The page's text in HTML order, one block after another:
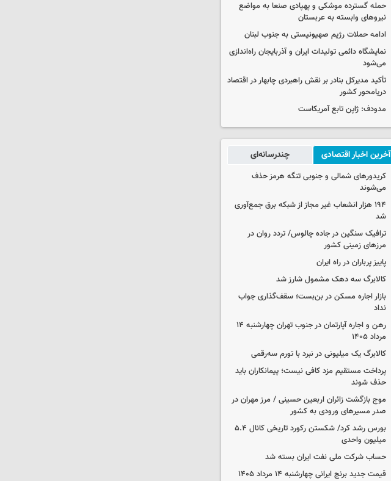
حمله گسترده موشکی و پهپادی صنعا به مواضع
نیروهای وابسته به عربستان
ادامه حملات رژیم صهیونیستی به جنوب لبنان
نمایشگاه دائمی تولیدات ایران و آذربایجان راه‌اندازی
می‌شود
تأکید مدیرکل بنادر بر نقش راهبردی چابهار در اقتصاد
دریامحور کشور
مدودف: ژاپن تابع آمریکاست
آخرین اخبار اقتصادی چندرسانه‌ای
کریدورهای شمالی و جنوبی تنگه هرمز حذف
می‌شوند
۱۹۴ هزار انشعاب غیر مجاز از شبکه برق جمع‌آوری
شد
ترافیک سنگین در جاده چالوس/ تردد روان در
مرزهای زمینی کشور
پاییز پرباران در راه ایران
کالابرگ سه دهک مشمول شارز شد
بازار اجاره مسکن در بن‌بست؛ سقف‌گذاری جواب
نداد
رهن و اجاره آپارتمان در جنوب تهران چهارشنبه ۱۴
مرداد ۱۴۰۵
کالابرگ یک میلیونی در نبرد با تورم سه‌رقمی
پرداخت مستقیم مزد کافی نیست؛ پیمانکاران باید
حذف شوند
موج بازگشت زائران اربعین حسینی / مرز مهران در
صدر مسیرهای ورودی به کشور
بورس رشد کرد/ شکستن رکورد تاریخی کانال ۵.۴
میلیون واحدی
حساب‌ شرکت ملی نفت ایران بسته شد
قیمت جدید برنج ایرانی چهارشنبه ۱۴ مرداد ۱۴۰۵